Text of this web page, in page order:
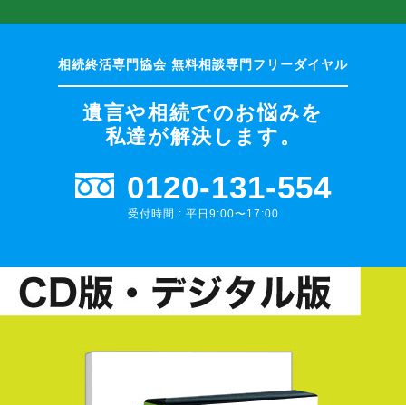
遺言や相続でのお悩みを
私達が解決します。
0120-131-554
受付時間 : 平日9:00〜17:00